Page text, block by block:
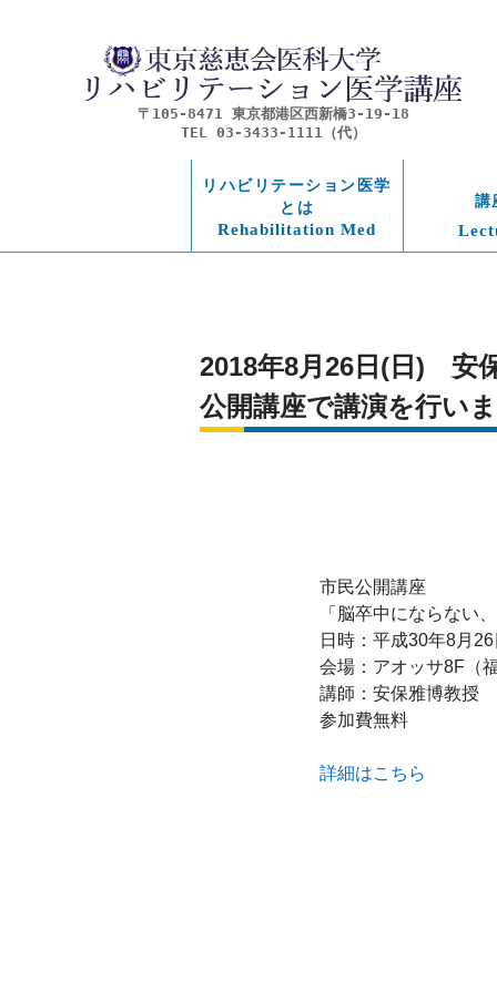
〒105-8471 東京都港区西新橋3-19-18
TEL 03-3433-1111（代）
リハビリテーション医学
とは
Rehabilitation Med
講
2018年8月26日(日)　
公開講座で講演を行い
市民公開講座
「脳卒中にならない
日時：平成30年8月
会場：アオッサ8F（
講師：安保雅博教授
参加費無料
詳細はこちら